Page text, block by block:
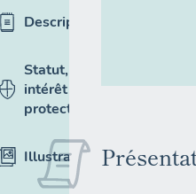
Description
Statut,
intérêt et
protection
Illustrations